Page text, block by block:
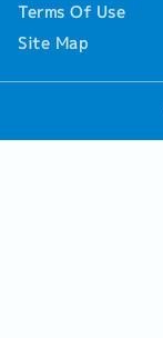
Terms Of Use
Site Map